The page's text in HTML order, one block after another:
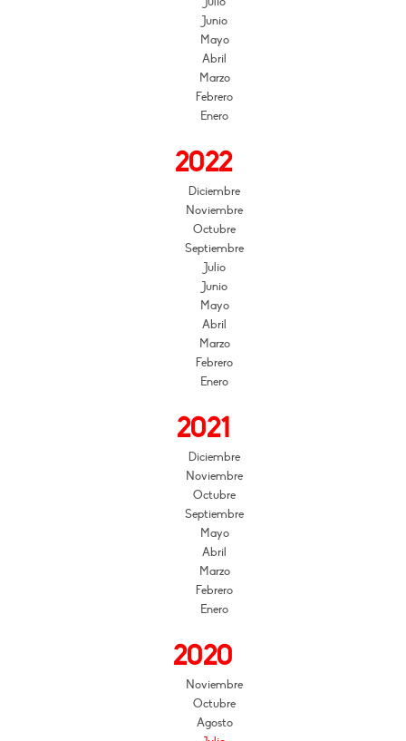
Junio
Mayo
Abril
Marzo
Febrero
Enero
2022
Diciembre
Noviembre
Octubre
Septiembre
Julio
Junio
Mayo
Abril
Marzo
Febrero
Enero
2021
Diciembre
Noviembre
Octubre
Septiembre
Mayo
Abril
Marzo
Febrero
Enero
2020
Noviembre
Octubre
Agosto